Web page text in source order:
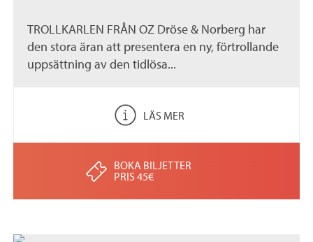
TROLLKARLEN FRÅN OZ Dröse & Norberg har
den stora äran att presentera en ny, förtrollande
uppsättning av den tidlösa...
LÄS MER
BOKA BILJETTER
PRIS 45€